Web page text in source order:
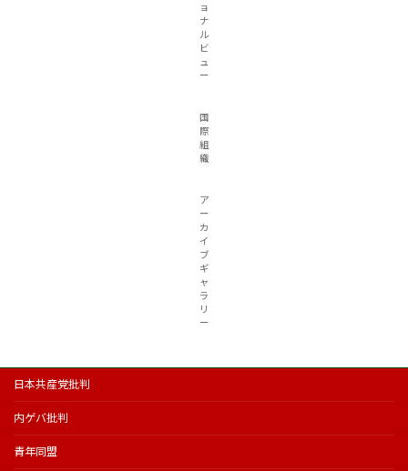
ョ
ナ
ル
ビ
ュ
ー
国
際
組
織
ア
ー
カ
イ
ブ
ギ
ャ
ラ
リ
ー
日本共産党批判
内ゲバ批判
青年同盟